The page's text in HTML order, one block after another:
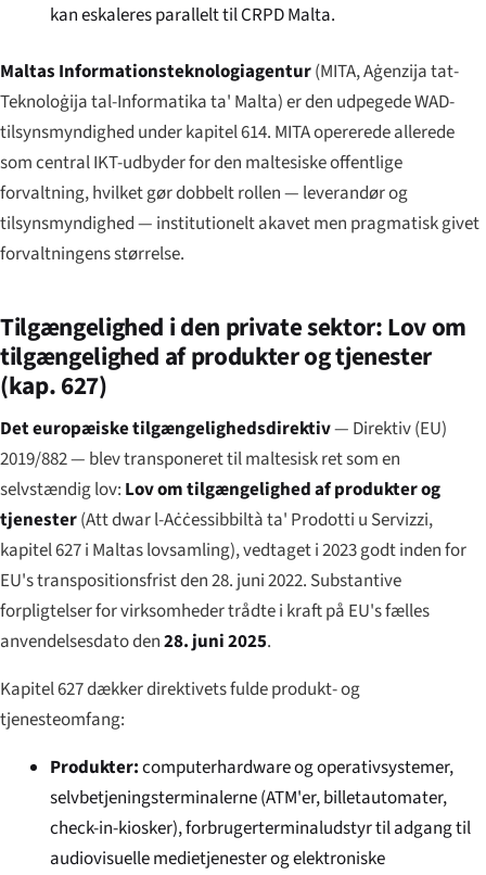
kan eskaleres parallelt til CRPD Malta.
Maltas Informationsteknologiagentur(MITA,Aġenzija tat-
Teknoloġija tal-Informatika ta' Malta) er den udpegede WAD-
tilsynsmyndighed under kapitel 614. MITA opererede allerede
som central IKT-udbyder for den maltesiske offentlige
forvaltning, hvilket gør dobbelt rollen — leverandør og
tilsynsmyndighed — institutionelt akavet men pragmatisk givet
forvaltningens størrelse.
Tilgængelighed i den private sektor: Lov om
tilgængelighed af produkter og tjenester
(kap. 627)
Det europæiske tilgængelighedsdirektiv— Direktiv (EU)
2019/882 — blev transponeret til maltesisk ret som en
selvstændig lov: Lov om tilgængelighed af produkter og
tjenester(Att dwar l-Aċċessibbiltà ta' Prodotti u Servizzi,
kapitel 627 i Maltas lovsamling), vedtaget i 2023 godt inden for
EU's transpositionsfrist den 28. juni 2022. Substantive
forpligtelser for virksomheder trådte i kraft på EU's fælles
anvendelsesdato den28. juni 2025.
Kapitel 627 dækker direktivets fulde produkt- og
tjenesteomfang:
Produkter:computerhardware og operativsystemer,
selvbetjeningsterminalerne (ATM'er, billetautomater,
check-in-kiosker), forbrugerterminaludstyr til adgang til
audiovisuelle medietjenester og elektroniske